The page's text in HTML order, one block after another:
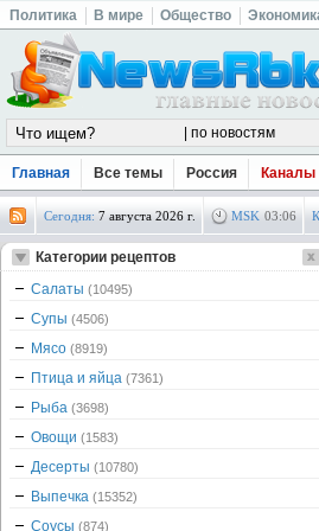
Политика В мире Общество
Главная Все темы Россия Каналы
Сегодня: 7 августа 2026 г. MSK 03:06
Категории рецептов
Салаты (10495)
Супы (4506)
Мясо (8919)
Птица и яйца (7361)
Рыба (3698)
Овощи (1583)
Десерты (10780)
Выпечка (15352)
Соусы (874)